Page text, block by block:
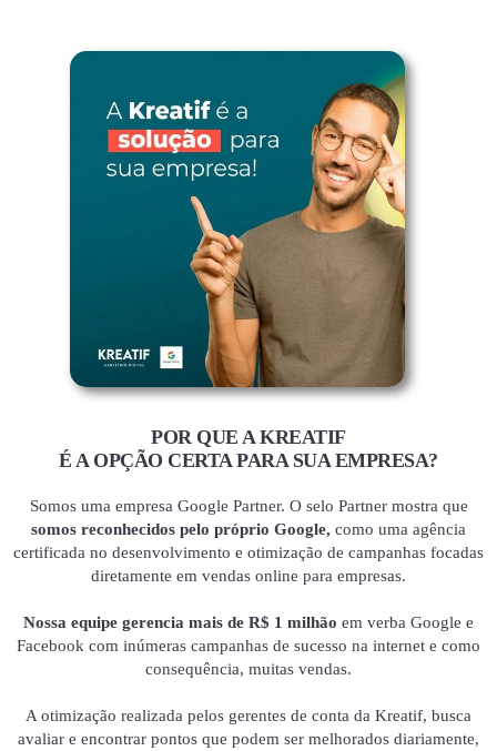
POR QUE A KREATIF
É A OPÇÃO CERTA PARA SUA EMPRESA?
Somos uma empresa Google Partner. O selo Partner mostra que
somos reconhecidos pelo próprio Google, como uma agência
certificada no desenvolvimento e otimização de campanhas focadas
diretamente em vendas online para empresas.
Nossa equipe gerencia mais de R$ 1 milhão em verba Google e
Facebook com inúmeras campanhas de sucesso na internet e como
consequência, muitas vendas.
A otimização realizada pelos gerentes de conta da Kreatif, busca
avaliar e encontrar pontos que podem ser melhorados diariamente,